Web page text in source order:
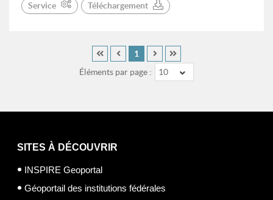
Service Téléchargement
Éléments par page : 10
1
SITES À DÉCOUVRIR
INSPIRE Geoportal
Géoportail des institutions fédérales